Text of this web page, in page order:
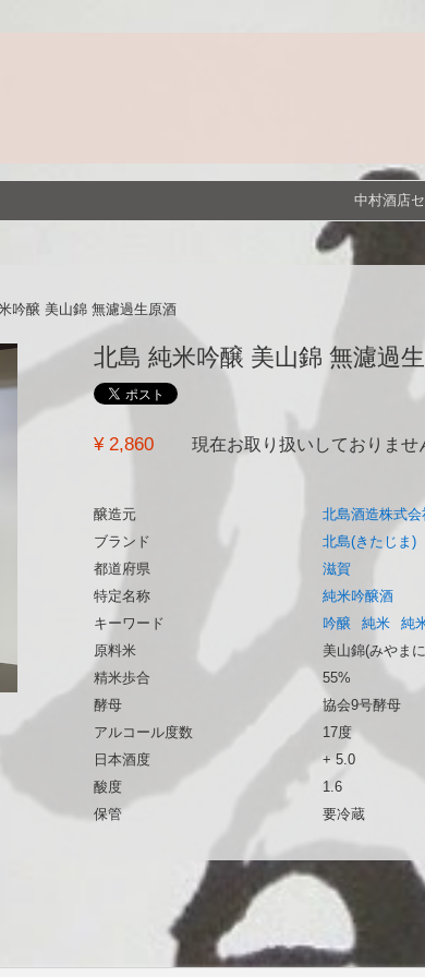
中村酒店
吟醸 美山錦 無濾過生原酒
北島 純米吟醸 美山錦 無濾過
¥ 2,860 現在お取り扱いしておりませ
醸造元
北島酒造株式会
ブランド
北島(きたじま)
都道府県
滋賀
特定名称
純米吟醸酒
キーワード
吟醸 純米 純
原料米
美山錦(みやま
精米歩合
55%
酵母
協会9号酵母
アルコール度数
17度
日本酒度
+ 5.0
酸度
1.6
保管
要冷蔵